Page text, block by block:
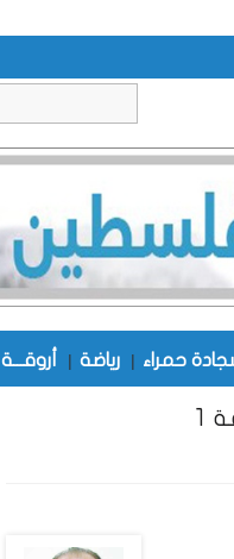
حمراء | رياضة | أروقـــة
1